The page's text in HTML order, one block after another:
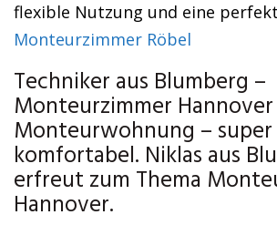
flexible Nutzung und eine
Monteurzimmer Röbel
Techniker aus Blumberg –
Monteurzimmer Hannover
Monteurwohnung – super
komfortabel. Niklas aus
erfreut zum Thema
Hannover.